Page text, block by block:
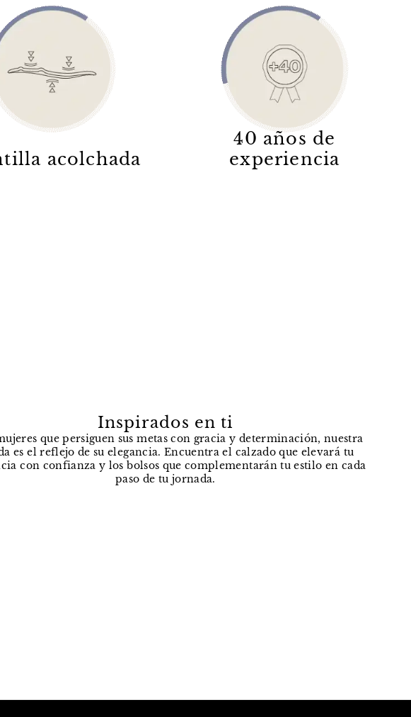
acolchada
40 años de
experiencia
Inspirados en ti
que persiguen sus metas con gracia y determinación, nuestra
es el reflejo de su elegancia. Encuentra el calzado que elevará tu
con confianza y los bolsos que complementarán tu estilo en cada
paso de tu jornada.